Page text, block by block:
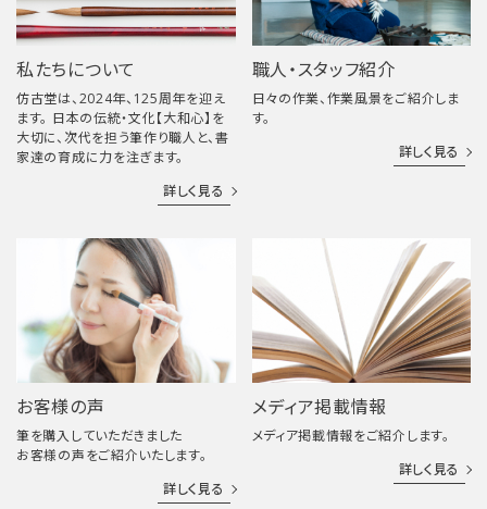
私たちについて
仿古堂は、2024年、125周年を迎え
ます。 日本の伝統・文化【大和心】を
大切に、次代を担う筆作り職人と、書
家達の育成に力を注ぎます。
詳しく見る
職人・スタッフ紹介
日々の作業、作業風景をご紹介しま
す。
詳しく見る
お客様の声
筆を購入していただきました
お客様の声をご紹介いたします。
詳しく見る
メディア掲載情報
メディア掲載情報をご紹介します。
詳しく見る